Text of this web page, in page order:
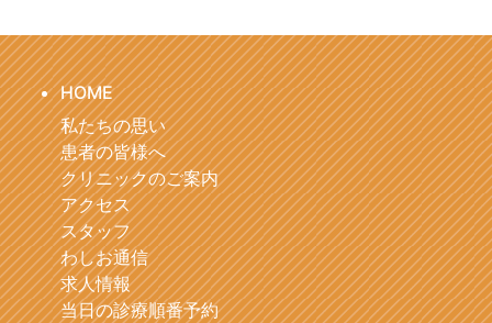
HOME
私たちの思い
患者の皆様へ
クリニックのご案内
アクセス
スタッフ
わしお通信
求人情報
当日の診療順番予約